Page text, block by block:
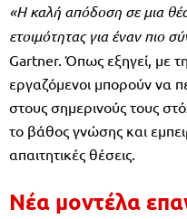
«Η καλή απόδοση σε μια
ετοιμότητας για έναν πιο
Gartner. Όπως εξηγεί, με
εργαζόμενοι μπορούν να
στους σημερινούς τους
το βάθος γνώσης και
απαιτητικές θέσεις.
Νέα μοντέλα